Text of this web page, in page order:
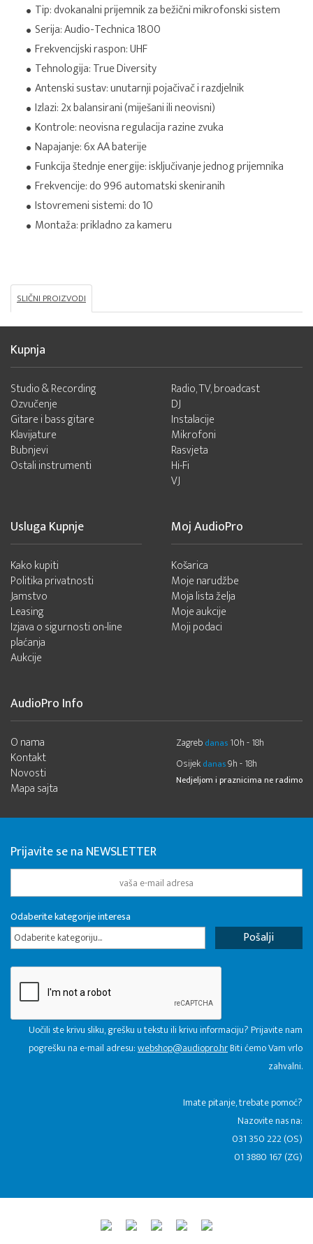
Tip: dvokanalni prijemnik za bežični mikrofonski sistem
Serija: Audio-Technica 1800
Frekvencijski raspon: UHF
Tehnologija: True Diversity
Antenski sustav: unutarnji pojačivač i razdjelnik
Izlazi: 2x balansirani (miješani ili neovisni)
Kontrole: neovisna regulacija razine zvuka
Napajanje: 6x AA baterije
Funkcija štednje energije: isključivanje jednog prijemnika
Frekvencije: do 996 automatski skeniranih
Istovremeni sistemi: do 10
Montaža: prikladno za kameru
SLIČNI PROIZVODI
Kupnja
Studio & Recording
Ozvučenje
Gitare i bass gitare
Klavijature
Bubnjevi
Ostali instrumenti
Radio, TV, broadcast
DJ
Instalacije
Mikrofoni
Rasvjeta
Hi-Fi
VJ
Usluga Kupnje
Kako kupiti
Politika privatnosti
Jamstvo
Leasing
Izjava o sigurnosti on-line
plaćanja
Aukcije
Moj AudioPro
Košarica
Moje narudžbe
Moja lista želja
Moje aukcije
Moji podaci
AudioPro Info
O nama
Kontakt
Novosti
Mapa sajta
Zagreb danas 10h - 18h
Osijek danas9h - 18h
Nedjeljom i praznicima ne radimo
Prijavite se na NEWSLETTER
Odaberite kategorije interesa
Odaberite kategoriju...
Uočili ste krivu sliku, grešku u tekstu ili krivu informaciju? Prijavite nam
pogrešku na e-mail adresu:webshop@audiopro.hrBiti ćemo Vam vrlo
zahvalni.
​Imate pitanje, trebate pomoć?
Nazovite nas na:
031 350 222 (OS)
01 3880 167 (ZG)